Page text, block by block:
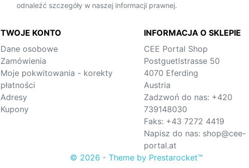
odnaleźć szczegóły w naszej informacji prawnej.
TWOJE KONTO
Dane osobowe
Zamówienia
Moje pokwitowania - korekty
płatności
Adresy
Kupony
INFORMACJA O SKLEPIE
CEE Portal Shop
Postguetlstrasse 50
4070 Eferding
Austria
Zadzwoń do nas: +420
739148030
Faks: +43 7272 4419
Napisz do nas: shop@cee-
portal.at
© 2026 - Theme by Prestarocket™